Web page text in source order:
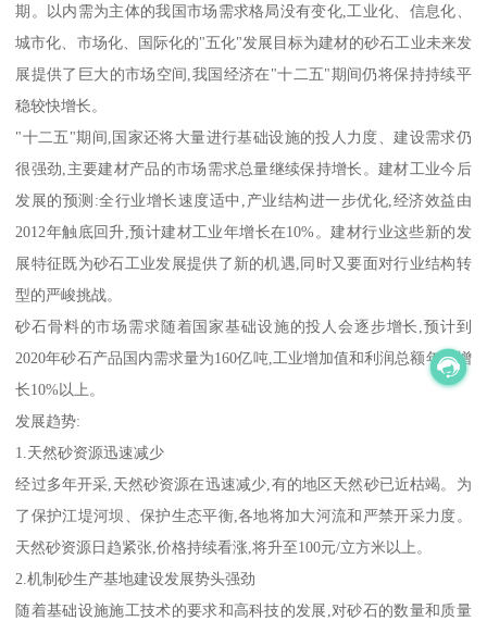
期。以内需为主体的我国市场需求格局没有变化,工业化、信息化、
城市化、市场化、国际化的"五化"发展目标为建材的砂石工业未来发
展提供了巨大的市场空间,我国经济在"十二五"期间仍将保持持续平
稳较快增长。
"十二五"期间,国家还将大量进行基础设施的投人力度、建设需求仍
很强劲,主要建材产品的市场需求总量继续保持增长。建材工业今后
发展的预测:全行业增长速度适中,产业结构进一步优化,经济效益由
2012年触底回升,预计建材工业年增长在10%。建材行业这些新的发
展特征既为砂石工业发展提供了新的机遇,同时又要面对行业结构转
型的严峻挑战。
砂石骨料的市场需求随着国家基础设施的投人会逐步增长,预计到
2020年砂石产品国内需求量为160亿吨,工业增加值和利润总额年均增
长10%以上。
发展趋势:
1.天然砂资源迅速减少
经过多年开采,天然砂资源在迅速减少,有的地区天然砂已近枯竭。为
了保护江堤河坝、保护生态平衡,各地将加大河流和严禁开采力度。
天然砂资源日趋紧张,价格持续看涨,将升至100元/立方米以上。
2.机制砂生产基地建设发展势头强劲
随着基础设施施工技术的要求和高科技的发展,对砂石的数量和质量